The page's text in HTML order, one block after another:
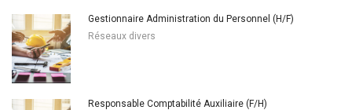
Gestionnaire Administration du Personnel (H/F)
Réseaux divers
Responsable Comptabilité Auxiliaire (F/H)